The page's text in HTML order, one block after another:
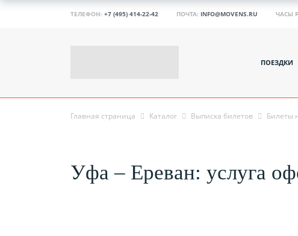
ТЕЛЕФОН: +7 (495) 414-22-42 ПОЧТА: INFO@MOVENS.RU ЧАСЫ
ПОЕЗДКИ
Главная страница Каталог Выписка билетов Билеты
Уфа – Ереван: услуга